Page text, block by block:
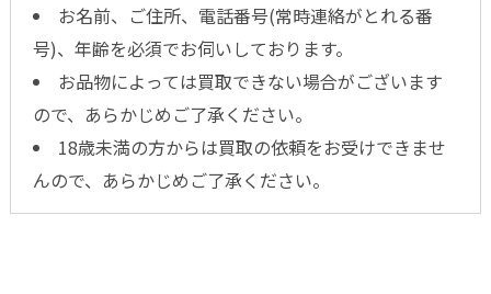
お名前、ご住所、電話番号(常時連絡がとれる番
号)、年齢を必須でお伺いしております。
お品物によっては買取できない場合がございます
ので、あらかじめご了承ください。
18歳未満の方からは買取の依頼をお受けできませ
んので、あらかじめご了承ください。